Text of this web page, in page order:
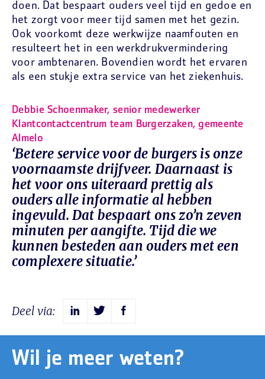
doen. Dat bespaart ouders veel tijd en gedoe en
het zorgt voor meer tijd samen met het gezin.
Ook voorkomt deze werkwijze naamfouten en
resulteert het in een werkdrukvermindering
voor ambtenaren. Bovendien wordt het ervaren
als een stukje extra service van het ziekenhuis.
Debbie Schoenmaker, senior medewerker
Klantcontactcentrum team Burgerzaken, gemeente
Almelo
‘Betere service voor de burgers is onze
voornaamste drijfveer. Daarnaast is
het voor ons uiteraard prettig als
ouders alle informatie al hebben
ingevuld. Dat bespaart ons zo’n zeven
minuten per aangifte. Tijd die we
kunnen besteden aan ouders met een
complexere situatie.’
Deel via:
Wil je meer weten?